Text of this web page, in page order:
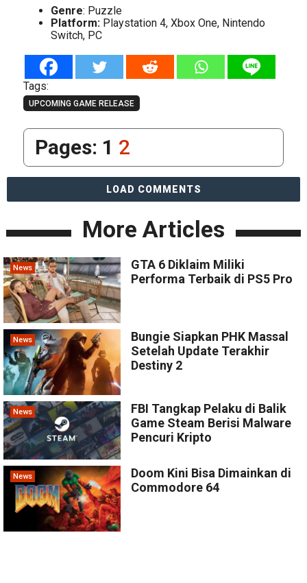
Genre: Puzzle
Platform:Playstation 4, Xbox One, Nintendo
Switch, PC
Tags:
UPCOMING GAME RELEASE
Pages: 1 2
LOAD COMMENTS
More Articles
News
GTA 6 Diklaim Miliki
Performa Terbaik di PS5 Pro
News
Bungie Siapkan PHK Massal
Setelah Update Terakhir
Destiny 2
News
FBI Tangkap Pelaku di Balik
Game Steam Berisi Malware
Pencuri Kripto
News
Doom Kini Bisa Dimainkan di
Commodore 64